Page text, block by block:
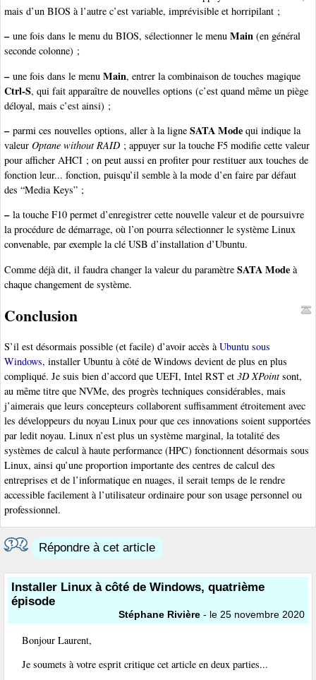
mais d’un BIOS à l’autre c’est variable, imprévisible et horripilant ;
–une fois dans le menu du BIOS, sélectionner le menu Main (en général
seconde colonne) ;
–une fois dans le menu Main, entrer la combinaison de touches magique
Ctrl-S, qui fait apparaître de nouvelles options (c’est quand même un piège
déloyal, mais c’est ainsi) ;
–parmi ces nouvelles options, aller à la ligne SATA Mode qui indique la
valeur Optane without RAID ; appuyer sur la touche F5 modifie cette valeur
pour afficher AHCI ; on peut aussi en profiter pour restituer aux touches de
fonction leur... fonction, puisqu’il semble à la mode d’en faire par défaut
des “Media Keys” ;
–la touche F10 permet d’enregistrer cette nouvelle valeur et de poursuivre
la procédure de démarrage, où l’on pourra sélectionner le système Linux
convenable, par exemple la clé USB d’installation d’Ubuntu.
Comme déjà dit, il faudra changer la valeur du paramètre SATA Mode à
chaque changement de système.
Conclusion
S’il est désormais possible (et facile) d’avoir accès à Ubuntu sous
Windows, installer Ubuntu à côté de Windows devient de plus en plus
compliqué. Je suis bien d’accord que UEFI, Intel RST et 3D XPointsont,
au même titre que NVMe, des progrès techniques considérables, mais
j’aimerais que leurs concepteurs collaborent suffisamment étroitement avec
les développeurs du noyau Linux pour que ces innovations soient supportées
par ledit noyau. Linux n’est plus un système marginal, la totalité des
systèmes de calcul à haute performance (HPC) fonctionnent désormais sous
Linux, ainsi qu’une proportion importante des centres de calcul des
entreprises et de l’informatique en nuages, il serait temps de le rendre
accessible facilement à l’utilisateur ordinaire pour son usage personnel ou
professionnel.
Répondre à cet article
Installer Linux à côté de Windows, quatrième
épisode
Stéphane Rivière - le 25 novembre 2020
Bonjour Laurent,
Je soumets à votre esprit critique cet article en deux parties...